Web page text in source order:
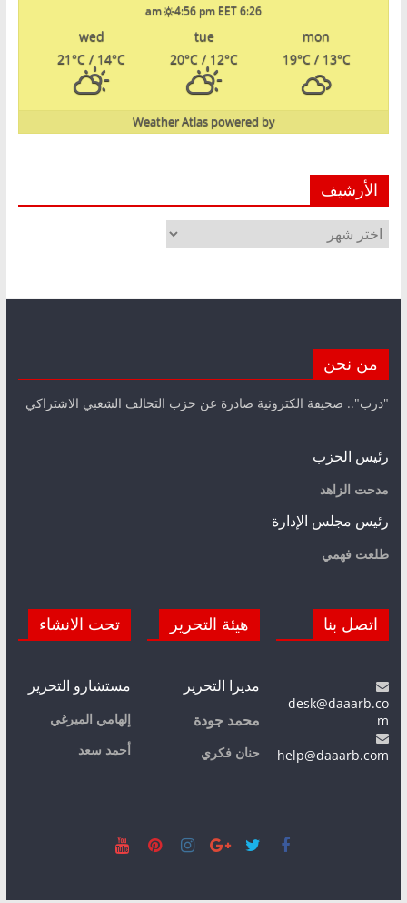
6:26 am
4:56 pm EET
mon
tue
wed
19°C/ 13°C
20°C / 12°C
21°C / 14°C
powered by
Weather Atlas
الأرشيف
الأرشيف
من نحن
"درب".. صحيفة الكترونية صادرة عن حزب التحالف الشعبي الاشتراكي
رئيس الحزب
مدحت الزاهد
رئيس مجلس الإدارة
طلعت فهمي
اتصل بنا
desk@daaarb.co
m
help@daaarb.com
هيئة التحرير
مديرا التحرير
محمد جودة
حنان فكري
تحت الانشاء
مستشارو التحرير
إلهامي الميرغي
أحمد سعد